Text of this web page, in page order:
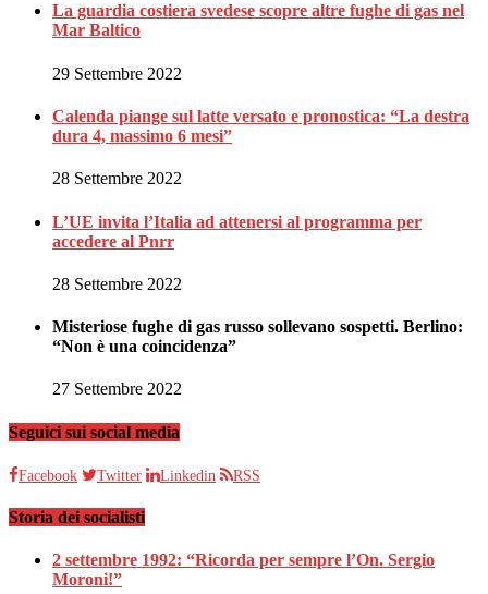
La guardia costiera svedese scopre altre fughe di gas nel
Mar Baltico
29 Settembre 2022
Calenda piange sul latte versato e pronostica: “La destra
dura 4, massimo 6 mesi”
28 Settembre 2022
L’UE invita l’Italia ad attenersi al programma per
accedere al Pnrr
28 Settembre 2022
Misteriose fughe di gas russo sollevano sospetti. Berlino:
“Non è una coincidenza”
27 Settembre 2022
Seguici sui social media
Facebook Twitter Linkedin RSS
Storia dei socialisti
2 settembre 1992: “Ricorda per sempre l’On. Sergio
Moroni!”